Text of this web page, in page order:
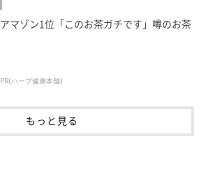
アマゾン1位「このお茶ガチです」噂のお茶
PR(ハーブ健康本舗)
もっと見る